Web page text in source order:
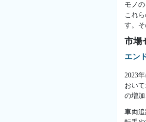
モノ
これ
す。
市場
エン
2023
おい
の増
車両